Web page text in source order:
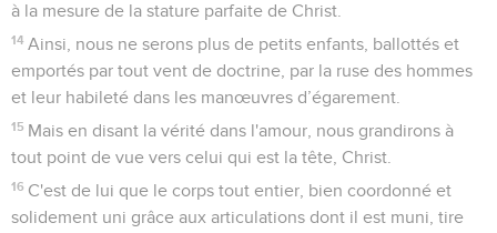
à la mesure de la stature parfaite de Christ.
14 Ainsi, nous ne serons plus de petits enfants, ballottés et
emportés par tout vent de doctrine, par la ruse des hommes
et leur habileté dans les manœuvres d’égarement.
15 Mais en disant la vérité dans l'amour, nous grandirons à
tout point de vue vers celui qui est la tête, Christ.
16 C'est de lui que le corps tout entier, bien coordonné et
solidement uni grâce aux articulations dont il est muni, tire